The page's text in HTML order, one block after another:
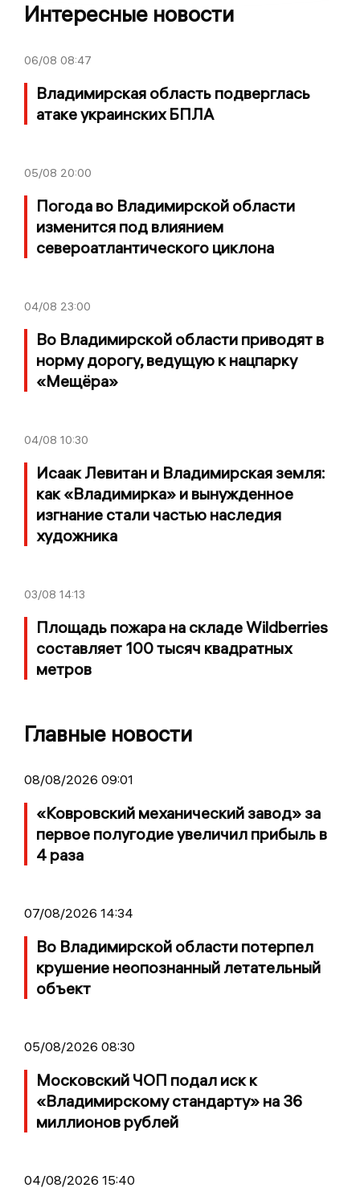
Интересные новости
06/08 08:47
Владимирская область подверглась
атаке украинских БПЛА
05/08 20:00
Погода во Владимирской области
изменится под влиянием
североатлантического циклона
04/08 23:00
Во Владимирской области приводят в
норму дорогу, ведущую к нацпарку
«Мещёра»
04/08 10:30
Исаак Левитан и Владимирская земля:
как «Владимирка» и вынужденное
изгнание стали частью наследия
художника
03/08 14:13
Площадь пожара на складе Wildberries
составляет 100 тысяч квадратных
метров
Главные новости
08/08/2026 09:01
«Ковровский механический завод» за
первое полугодие увеличил прибыль в
4 раза
07/08/2026 14:34
Во Владимирской области потерпел
крушение неопознанный летательный
объект
05/08/2026 08:30
Московский ЧОП подал иск к
«Владимирскому стандарту» на 36
миллионов рублей
04/08/2026 15:40